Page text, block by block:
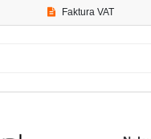
Faktura VAT